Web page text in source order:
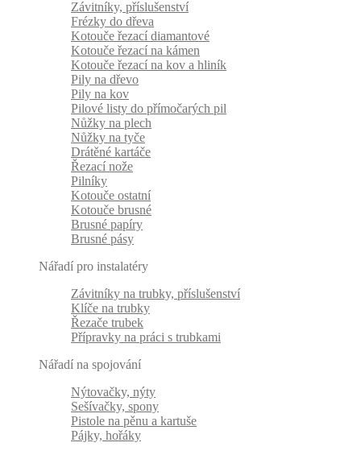
Závitníky, příslušenství
Frézky do dřeva
Kotouče řezací diamantové
Kotouče řezací na kámen
Kotouče řezací na kov a hliník
Pily na dřevo
Pily na kov
Pilové listy do přímočarých pil
Nůžky na plech
Nůžky na tyče
Drátěné kartáče
Řezací nože
Pilníky
Kotouče ostatní
Kotouče brusné
Brusné papíry
Brusné pásy
Nářadí pro instalatéry
Závitníky na trubky, příslušenství
Klíče na trubky
Řezače trubek
Přípravky na práci s trubkami
Nářadí na spojování
Nýtovačky, nýty
Sešívačky, spony
Pistole na pěnu a kartuše
Pájky, hořáky